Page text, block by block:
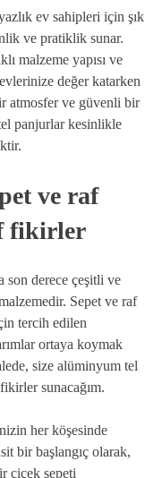
ev sahipleri için şık
ve pratiklik sunar.
malzeme yapısı ve
değer katarken
atmosfer ve güvenli bir
panjurlar kesinlikle
ve raf
fikirler
son derece çeşitli ve
Sepet ve raf
tercih edilen
ortaya koymak
size alüminyum tel
sunacağım.
her köşesinde
bir başlangıç ​​olarak,
çiçek sepeti